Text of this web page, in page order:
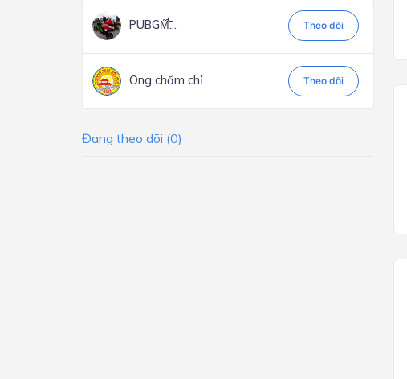
PUBGM̃̃̃̃̃̃̃̃̉̃̉̃̃̃́̃̃̃́... Theo dõi
Ong chăm chỉ Theo dõi
Đang theo dõi (0)